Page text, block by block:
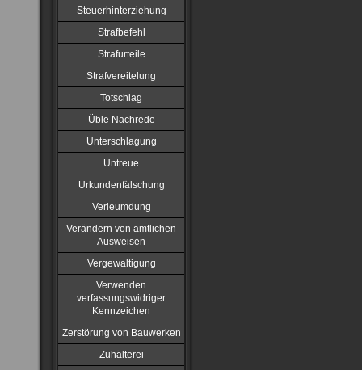
Steuerhinterziehung
Strafbefehl
Strafurteile
Strafvereitelung
Totschlag
Üble Nachrede
Unterschlagung
Untreue
Urkundenfälschung
Verleumdung
Verändern von amtlichen
Ausweisen
Vergewaltigung
Verwenden
verfassungswidriger
Kennzeichen
Zerstörung von Bauwerken
Zuhälterei